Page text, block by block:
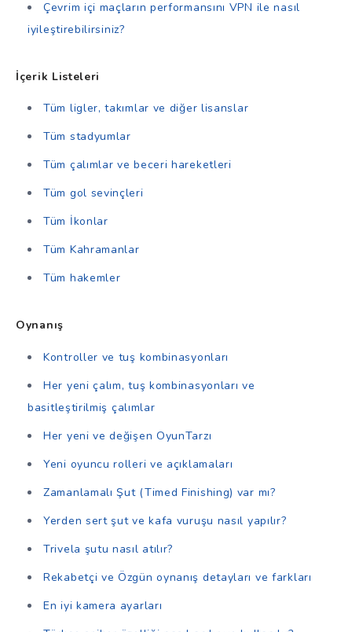
Çevrim içi maçların performansını VPN ile nasıl
iyileştirebilirsiniz?
İçerik Listeleri
Tüm ligler, takımlar ve diğer lisanslar
Tüm stadyumlar
Tüm çalımlar ve beceri hareketleri
Tüm gol sevinçleri
Tüm İkonlar
Tüm Kahramanlar
Tüm hakemler
Oynanış
Kontroller ve tuş kombinasyonları
Her yeni çalım, tuş kombinasyonları ve
basitleştirilmiş çalımlar
Her yeni ve değişen OyunTarzı
Yeni oyuncu rolleri ve açıklamaları
Zamanlamalı Şut (Timed Finishing) var mı?
Yerden sert şut ve kafa vuruşu nasıl yapılır?
Trivela şutu nasıl atılır?
Rekabetçi ve Özgün oynanış detayları ve farkları
En iyi kamera ayarları